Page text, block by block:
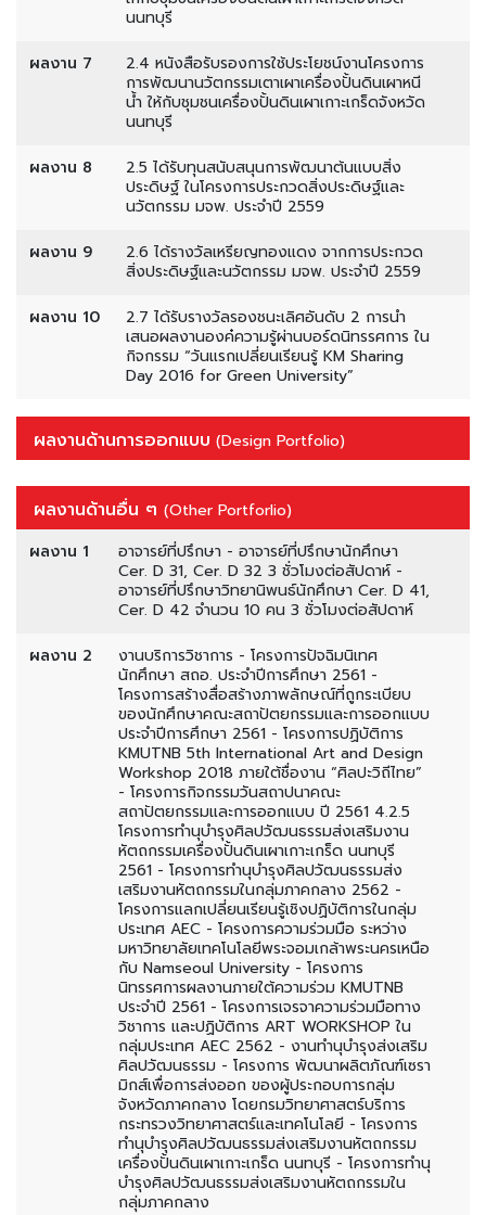
นนทบุรี
ผลงาน 7
2.4 หนังสือรับรองการใช้ประโยชน์งานโครงการ
การพัฒนานวัตกรรมเตาเผาเครื่องปั้นดินเผาหนี
น้ำ ให้กับชุมชนเครื่องปั้นดินเผาเกาะเกร็ดจังหวัด
นนทบุรี
ผลงาน 8
2.5 ได้รับทุนสนับสนุนการพัฒนาต้นแบบสิ่ง
ประดิษฐ์ ในโครงการประกวดสิ่งประดิษฐ์และ
นวัตกรรม มจพ. ประจำปี 2559
ผลงาน 9
2.6 ได้รางวัลเหรียญทองแดง จากการประกวด
สิ่งประดิษฐ์และนวัตกรรม มจพ. ประจำปี 2559
ผลงาน 10
2.7 ได้รับรางวัลรองชนะเลิศอันดับ 2 การนำ
เสนอผลงานองค๋ความรู้ผ่านบอร์ดนิทรรศการ ใน
กิจกรรม “วันแรกเปลี่ยนเรียนรู้ KM Sharing
Day 2016 for Green University”
ผลงานด้านการออกแบบ (Design Portfolio)
ผลงานด้านอื่น ๆ (Other Portforlio)
ผลงาน 1
อาจารย์ที่ปรึกษา - อาจารย์ที่ปรึกษานักศึกษา
Cer. D 31, Cer. D 32 3 ชั่วโมงต่อสัปดาห์ -
อาจารย์ที่ปรึกษาวิทยานิพนธ์นักศึกษา Cer. D 41,
Cer. D 42 จำนวน 10 คน 3 ชั่วโมงต่อสัปดาห์
ผลงาน 2
งานบริการวิชาการ - โครงการปัจฉิมนิเทศ
นักศึกษา สถอ. ประจำปีการศึกษา 2561 -
โครงการสร้างสื่อสร้างภาพลักษณ์ที่ถูกระเบียบ
ของนักศึกษาคณะสถาปัตยกรรมและการออกแบบ
ประจำปีการศึกษา 2561 - โครงการปฏิบัติการ
KMUTNB 5th International Art and Design
Workshop 2018 ภายใต้ชื่องาน “ศิลปะวิถีไทย”
- โครงการกิจกรรมวันสถาปนาคณะ
สถาปัตยกรรมและการออกแบบ ปี 2561 4.2.5
โครงการทำนุบำรุงศิลปวัฒนธรรมส่งเสริมงาน
หัตถกรรมเครื่องปั้นดินเผาเกาะเกร็ด นนทบุรี
2561 - โครงการทำนุบำรุงศิลปวัฒนธรรมส่ง
เสริมงานหัตถกรรมในกลุ่มภาคกลาง 2562 -
โครงการแลกเปลี่ยนเรียนรู้เชิงปฏิบัติการในกลุ่ม
ประเทศ AEC - โครงการความร่วมมือ ระหว่าง
มหาวิทยาลัยเทคโนโลยีพระจอมเกล้าพระนครเหนือ
กับ Namseoul University - โครงการ
นิทรรศการผลงานภายใต้ความร่วม KMUTNB
ประจำปี 2561 - โครงการเจรจาความร่วมมือทาง
วิชาการ และปฏิบัติการ ART WORKSHOP ใน
กลุ่มประเทศ AEC 2562 - งานทำนุบำรุงส่งเสริม
ศิลปวัฒนธรรม - โครงการ พัฒนาผลิตภัณฑ์เซรา
มิกส์เพื่อการส่งออก ของผู้ประกอบการกลุ่ม
จังหวัดภาคกลาง โดยกรมวิทยาศาสตร์บริการ
กระทรวงวิทยาศาสตร์และเทคโนโลยี - โครงการ
ทำนุบำรุงศิลปวัฒนธรรมส่งเสริมงานหัตถกรรม
เครื่องปั้นดินเผาเกาะเกร็ด นนทบุรี - โครงการทำนุ
บำรุงศิลปวัฒนธรรมส่งเสริมงานหัตถกรรมใน
กลุ่มภาคกลาง